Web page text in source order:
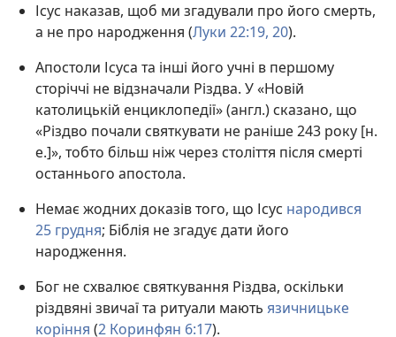
Ісус наказав, щоб ми згадували про його смерть,
а не про народження (Луки 22:19, 20).
Апостоли Ісуса та інші його учні в першому
сторіччі не відзначали Різдва. У «Новій
католицькій енциклопедії» (англ.) сказано, що
«Різдво почали святкувати не раніше 243 року [н.
е.]», тобто більш ніж через століття після смерті
останнього апостола.
Немає жодних доказів того, що Ісус народився
25 грудня; Біблія не згадує дати його
народження.
Бог не схвалює святкування Різдва, оскільки
різдвяні звичаї та ритуали мають язичницьке
коріння (2 Коринфян 6:17).